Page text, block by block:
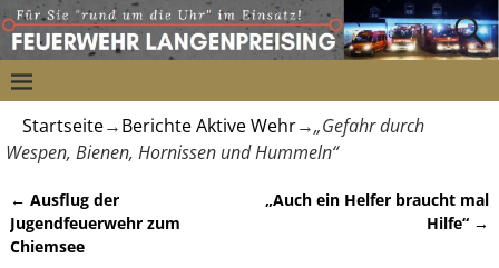
Startseite→Berichte Aktive Wehr→„Gefahr durch
Wespen, Bienen, Hornissen und Hummeln“
Artikelnavigation
← Ausflug der
Jugendfeuerwehr zum
Chiemsee
„Auch ein Helfer braucht mal
Hilfe“ →